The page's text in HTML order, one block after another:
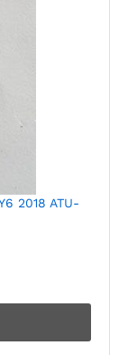
2018 ATU-